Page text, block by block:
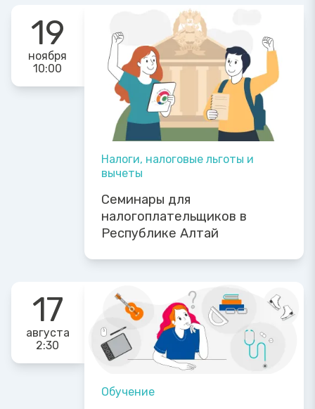
19
ноября
10:00
Налоги, налоговые льготы и
вычеты
Семинары для
налогоплательщиков в
Республике Алтай
17
августа
2:30
Обучение